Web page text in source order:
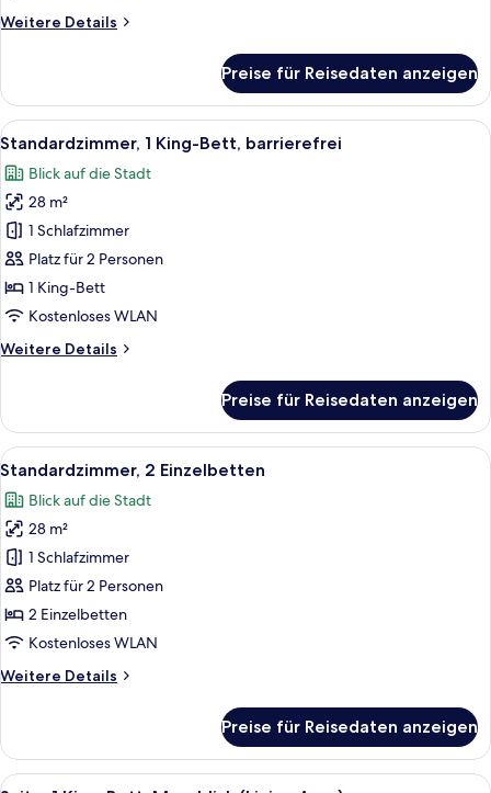
anzeigen
Weitere Details
Weitere
Zimmer,
1 King-
Bett
Side)
Preise für Reisedaten anzeigen
Alle
Fotos
für
Standardzimmer,
1 King-
Bett,
barrierefrei
anzeigen
Ein modernes Hotelzimmer mit
11
Standardzimmer, 1 King-Bett, barrierefrei
Blick auf die Stadt
28 m²
1 Schlafzimmer
Platz für 2 Personen
1 King-Bett
Kostenloses WLAN
Weitere Details
Weitere
1 King-
Bett,
barrierefrei
Preise für Reisedaten anzeigen
Alle
Fotos
für
Standardzimmer,
2 Einzelbetten
anzeigen
Ein Hotelzimmer mit zwei Betten,
8
Standardzimmer, 2 Einzelbetten
Blick auf die Stadt
28 m²
1 Schlafzimmer
Platz für 2 Personen
2 Einzelbetten
Kostenloses WLAN
Weitere Details
Weitere
2 Einzelbetten
Preise für Reisedaten anzeigen
Alle Ein Hotelzimmer mit einem großen